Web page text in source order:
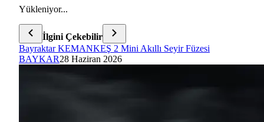
Yükleniyor...
İlgini Çekebilir
Bayraktar KEMANKEŞ 2 Mini Akıllı Seyir Füzesi
BAYKAR28 Haziran 2026